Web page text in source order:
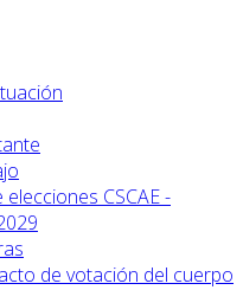
CSCAE -
de votación del cuerpo